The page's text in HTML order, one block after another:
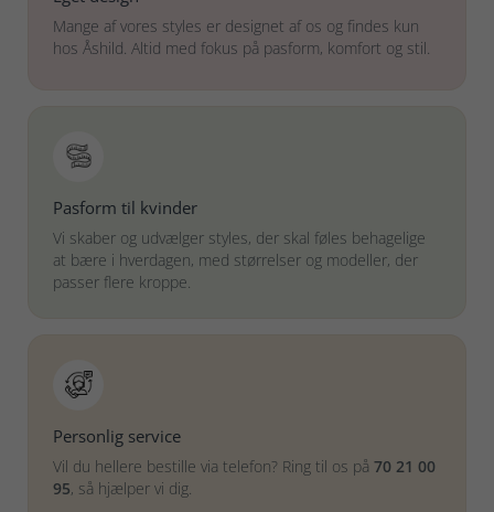
Mange af vores styles er designet af os og findes kun
hos Åshild. Altid med fokus på pasform, komfort og stil.
Pasform til kvinder
Vi skaber og udvælger styles, der skal føles behagelige
at bære i hverdagen, med størrelser og modeller, der
passer flere kroppe.
Personlig service
Vil du hellere bestille via telefon? Ring til os på 70 21 00
95, så hjælper vi dig.